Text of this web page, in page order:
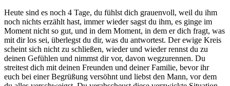
Heute sind es noch 4 Tage, du fühlst dich grauenvoll, weil du ihm
noch nichts erzählt hast, immer wieder sagst du ihm, es ginge im
Moment nicht so gut, und in dem Moment, in dem er dich fragt, was
mit dir los sei, überlegst du dir, was du antwortest. Der ewige Kreis
scheint sich nicht zu schließen, wieder und wieder rennst du zu
deinen Gefühlen und nimmst dir vor, davon wegzurennen. Du
streitest dich mit deinen Freunden und deiner Familie, bevor ihr
euch bei einer Begrüßung versöhnt und liebst den Mann, vor dem